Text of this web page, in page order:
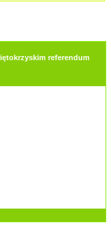
referendum